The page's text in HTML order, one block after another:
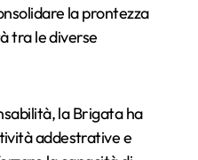
la prontezza
tra le diverse
la Brigata ha
addestrative e